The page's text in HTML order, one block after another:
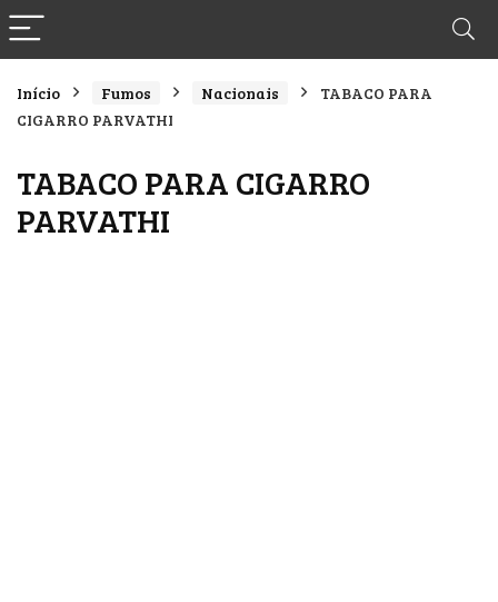
Início Fumos Nacionais
TABACO PARA
CIGARRO PARVATHI
TABACO PARA CIGARRO
PARVATHI